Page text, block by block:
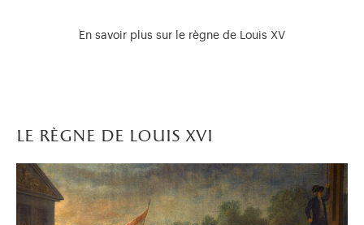
toutes les lignes et les proportions. À charge maintenant pour
En savoir plus sur le règne de Louis XV
s’échapper – outre les séjours habituels à Fontainebleau,
comme Choisy, la Muette, Saint-Hubert ou Bellevue.
Le château connaît sous son règne pourtant de grandes
transformations intérieures et extérieures avec notamment le
le règne de louis xvi